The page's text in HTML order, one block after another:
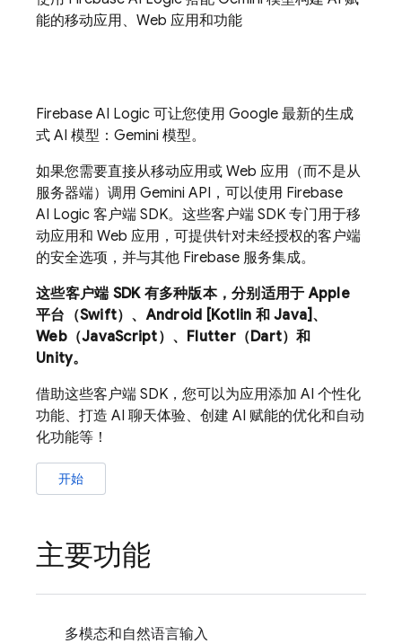
能的移动应用、Web 应用和功能
Firebase AI Logic 可让您使用 Google 最新的生成
式 AI 模型： Gemini 模型。
如果您需要直接从移动应用或 Web 应用（而不是从
服务器端）调用 Gemini API ，可以使用 Firebase
AI Logic 客户端 SDK。这些客户端 SDK 专门用于移
动应用和 Web 应用，可提供针对未经授权的客户端
的安全选项，并与其他 Firebase 服务集成。
这些客户端 SDK 有多种版本，分别适用于 Apple
平台（Swift）、Android [Kotlin 和 Java]、
Web（JavaScript）、Flutter（Dart）和
Unity。
借助这些客户端 SDK，您可以为应用添加 AI 个性化
功能、打造 AI 聊天体验、创建 AI 赋能的优化和自动
化功能等！
开始
主要功能
多模态和自然语言输入